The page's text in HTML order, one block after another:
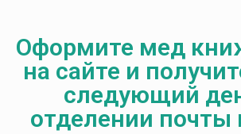
Оформите мед
на сайте и
следующий
отделении почты